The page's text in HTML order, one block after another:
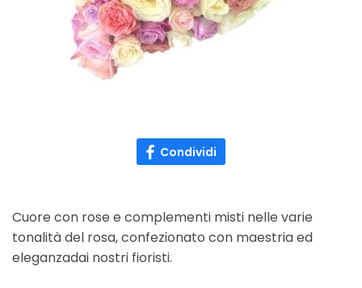
Condividi
Cuore con rose e complementi misti nelle varie
tonalità del rosa, confezionato con maestria ed
eleganzadai nostri fioristi.